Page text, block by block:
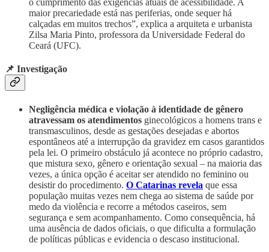
o cumprimento das exigências atuais de acessibilidade. A
maior precariedade está nas periferias, onde sequer há
calçadas em muitos trechos”, explica a arquiteta e urbanista
Zilsa Maria Pinto, professora da Universidade Federal do
Ceará (UFC).
📌 Investigação
Negligência médica e violação à identidade de gênero
atravessam os atendimentos ginecológicos a homens trans e
transmasculinos, desde as gestações desejadas e abortos
espontâneos até a interrupção da gravidez em casos garantidos
pela lei. O primeiro obstáculo já acontece no próprio cadastro,
que mistura sexo, gênero e orientação sexual – na maioria das
vezes, a única opção é aceitar ser atendido no feminino ou
desistir do procedimento. O Catarinas revela que essa
população muitas vezes nem chega ao sistema de saúde por
medo da violência e recorre a métodos caseiros, sem
segurança e sem acompanhamento. Como consequência, há
uma ausência de dados oficiais, o que dificulta a formulação
de políticas públicas e evidencia o descaso institucional.